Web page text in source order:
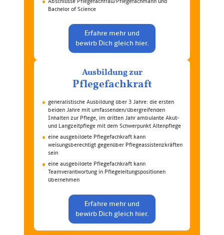
Bachelor of Science
Erfahre mehr und
bewirb Dich gleich hier.
Ausbildung zur
Pflege­fach­kraft
generalistische Ausbildung über 3 Jahre: die ersten
beiden Jahre mit umfas­sen­den/übergreifenden
Inhalten zur Pflege, im dritten Jahr ambulante Akut-
und Langzeitpflege mit dem Schwerpunkt Alten­pflege
eine ausgebildete Pflege­fachkraft kann
weisungsberechtigt gegenüber Pflege­assistenzkräften
sein
eine ausgebildete Pflege­fachkraft kann
Teamverantwortung in Pflege­leitungs­positionen
übernehmen
Erfahre mehr und
bewirb Dich gleich hier.